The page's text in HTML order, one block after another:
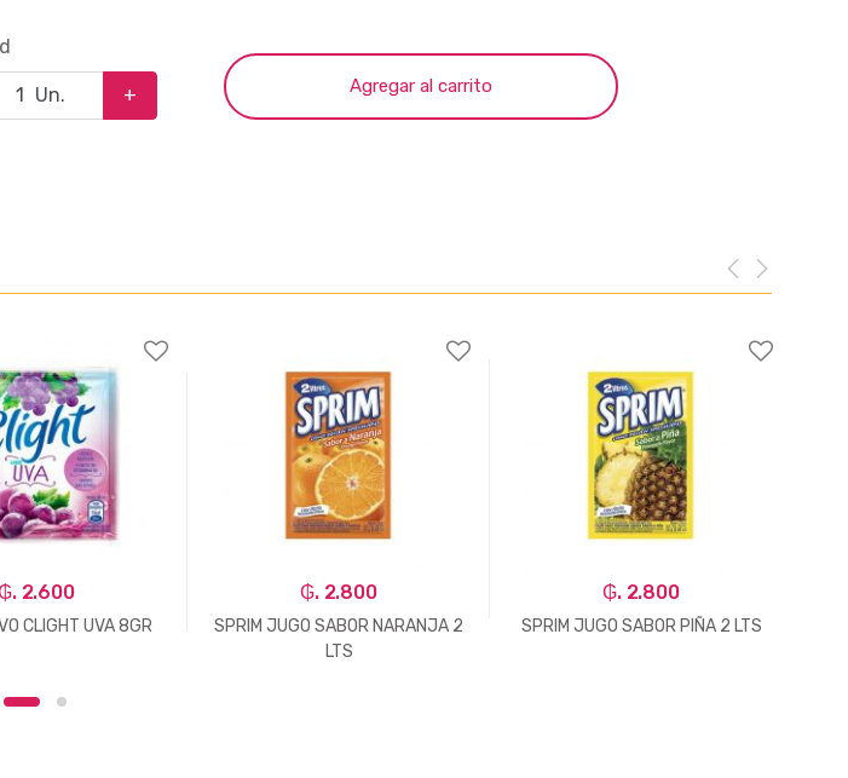
Un. + Agregar al carrito
2.600
CLIGHT UVA 8GR
₲. 2.800
SPRIM JUGO SABOR NARANJA 2
LTS
₲. 2.800
SPRIM JUGO SABOR PIÑA 2 LTS